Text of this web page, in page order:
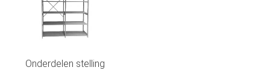
Onderdelen stelling